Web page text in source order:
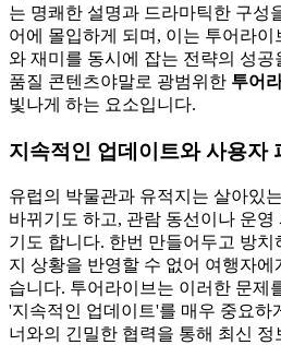
는 명쾌한 설명과 드라마틱한 구성
어에 몰입하게 되며, 이는 투어라이
와 재미를 동시에 잡는 전략의 성공
품질 콘텐츠야말로 광범위한 투어
빛나게 하는 요소입니다.
지속적인 업데이트와 사용자
유럽의 박물관과 유적지는 살아있
바뀌기도 하고, 관람 동선이나 운영
기도 합니다. 한번 만들어두고 방
지 상황을 반영할 수 없어 여행자에
습니다. 투어라이브는 이러한 문제
'지속적인 업데이트'를 매우 중요하
너와의 긴밀한 협력을 통해 최신